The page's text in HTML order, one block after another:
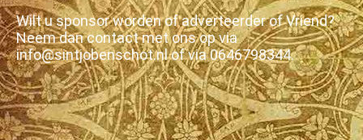
Wilt u sponsor worden of adverteerder of Vriend?
Neem dan contact met ons op via
info@sintjobenschot.nl of via 0646798344.